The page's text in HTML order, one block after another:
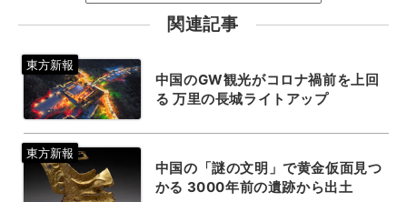
関連記事
中国のGW観光がコロナ禍前を上回
る 万里の長城ライトアップ
中国の「謎の文明」で黄金仮面見つ
かる 3000年前の遺跡から出土